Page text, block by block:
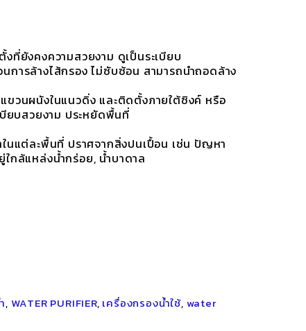
ที่ยังคงความสวยงาม ดูเป็นระเบียบ
การล้างไส้กรอง ไม่ซับซ้อน สามารถนำถอดล้าง
วนผนังในแนวดิ่ง และติดตั้งภายใต้ซิงค์ หรือ
บียบสวยงาม ประหยัดพื้นที่
ในแต่ละพื้นที่ ปราศจากสิ่งปนเปื้อน เช่น ปัญหา
กล้แหล่งน้ำกร่อย, น้ำบาดาล
, WATER PURIFIER, เครื่องกรองน้ำใช้, water